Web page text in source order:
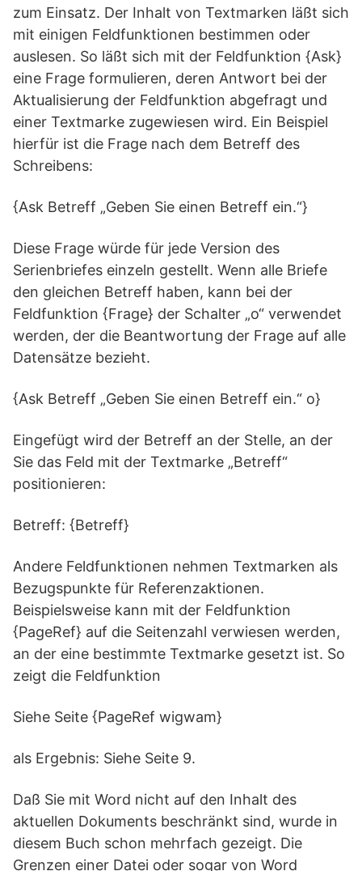
zum Einsatz. Der Inhalt von Textmarken läßt sich
mit einigen Feldfunktionen bestimmen oder
auslesen. So läßt sich mit der Feldfunktion {Ask}
eine Frage formulieren, deren Antwort bei der
Aktualisierung der Feldfunktion abgefragt und
einer Textmarke zugewiesen wird. Ein Beispiel
hierfür ist die Frage nach dem Betreff des
Schreibens:
{Ask Betreff „Geben Sie einen Betreff ein.“}
Diese Frage würde für jede Version des
Serienbriefes einzeln gestellt. Wenn alle Briefe
den gleichen Betreff haben, kann bei der
Feldfunktion {Frage} der Schalter „o“ verwendet
werden, der die Beantwortung der Frage auf alle
Datensätze bezieht.
{Ask Betreff „Geben Sie einen Betreff ein.“ o}
Eingefügt wird der Betreff an der Stelle, an der
Sie das Feld mit der Textmarke „Betreff“
positionieren:
Betreff: {Betreff}
Andere Feldfunktionen nehmen Textmarken als
Bezugspunkte für Referenzaktionen.
Beispielsweise kann mit der Feldfunktion
{PageRef} auf die Seitenzahl verwiesen werden,
an der eine bestimmte Textmarke gesetzt ist. So
zeigt die Feldfunktion
Siehe Seite {PageRef wigwam}
als Ergebnis: Siehe Seite 9.
Daß Sie mit Word nicht auf den Inhalt des
aktuellen Dokuments beschränkt sind, wurde in
diesem Buch schon mehrfach gezeigt. Die
Grenzen einer Datei oder sogar von Word